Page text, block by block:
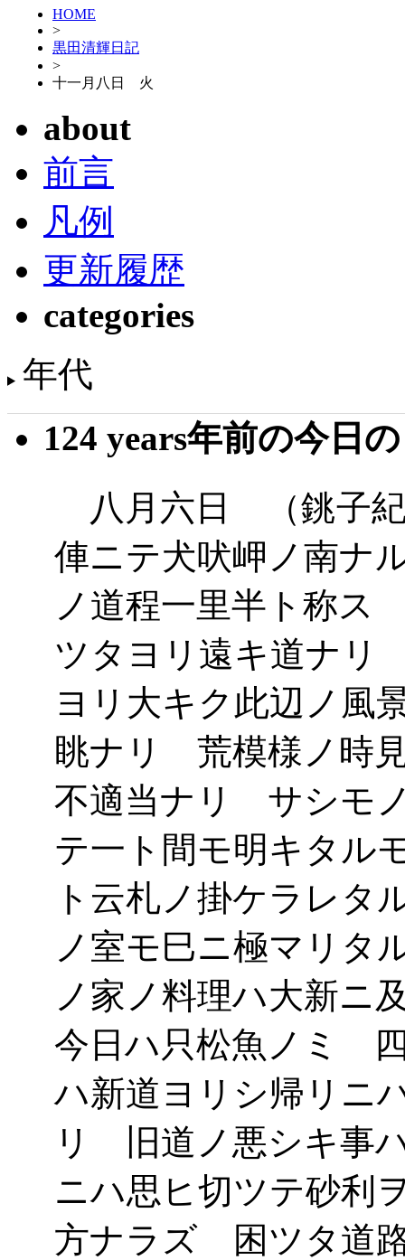
HOME
>
黒田清輝日記
>
十一月八日 火
about
前言
凡例
更新履歴
categories
年代
124 years年前の今日
八月六日 （銚子
俥ニテ犬吠岬ノ南
ノ道程一里半ト称
ツタヨリ遠キ道ナリ
ヨリ大キク此辺ノ風
眺ナリ 荒模様ノ時
不適当ナリ サシモ
テ一ト間モ明キタル
ト云札ノ掛ケラレ
ノ室モ巳ニ極マリ
ノ家ノ料理ハ大新
今日ハ只松魚ノミ
ハ新道ヨリシ帰リニ
リ 旧道ノ悪シキ事
ニハ思ヒ切ツテ砂利
方ナラズ 困ツタ道